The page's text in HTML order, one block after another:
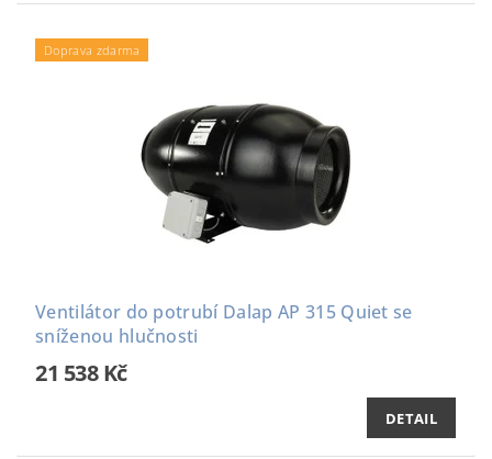
Doprava zdarma
Ventilátor do potrubí Dalap AP 315 Quiet se
sníženou hlučnosti
21 538 Kč
DETAIL